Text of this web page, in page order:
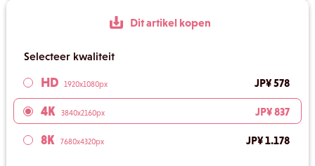
Dit artikel kopen
Selecteer kwaliteit
HD 1920x1080px JP¥ 578
4K 3840x2160px JP¥ 837
8K 7680x4320px JP¥ 1.178